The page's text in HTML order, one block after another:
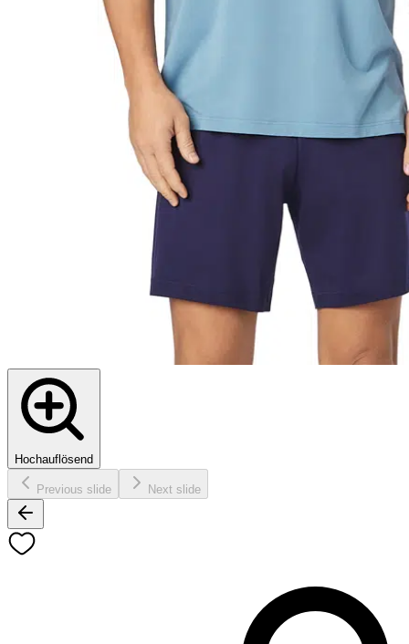
Hochauflösend
Previous slide Next slide